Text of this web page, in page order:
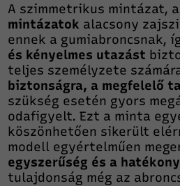
A szimmetrikus mintázat,
mintázatok alacsony
ennek a gumiabroncsnak,
és kényelmes utazást
teljes személyzete
biztonságra, a megfelelő
szükség esetén gyors
odafigyelt. Ezt a minta
köszönhetően sikerült
modell egyértelműen
egyszerűség és a
tulajdonság még az